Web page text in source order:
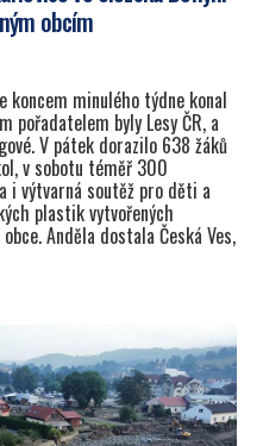
obcím
koncem minulého týdne konal
pořadatelem byly Lesy ČR, a
V pátek dorazilo 638 žáků
v sobotu téměř 300
i výtvarná soutěž pro děti a
plastik vytvořených
Anděla dostala Česká Ves,